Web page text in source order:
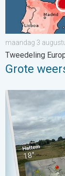
maandag 3
Tweedeling
Grote
Impressies